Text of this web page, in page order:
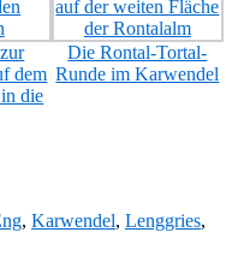
dem
die
Die Rontal-Tortal-
Runde im Karwendel
, Karwendel, Lenggries,